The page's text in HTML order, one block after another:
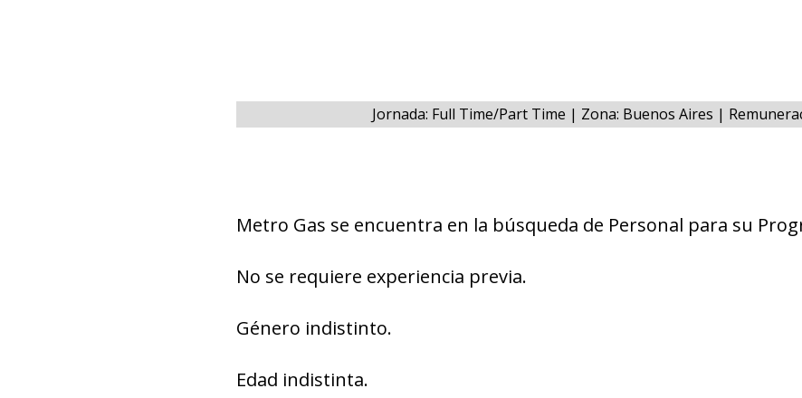
Jornada: Full Time/Part Time | Zona: Buenos Aires |
Metro Gas se encuentra en la búsqueda de Personal para su
No se requiere experiencia previa.
Género indistinto.
Edad indistinta.